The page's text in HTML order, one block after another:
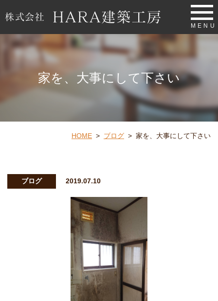
MENU
家を、大事にして下さい
HOME > ブログ > 家を、大事にして下さい
ブログ 2019.07.10